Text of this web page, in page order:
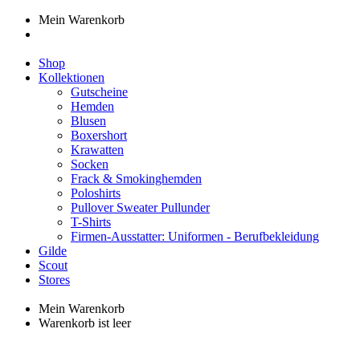
Mein Warenkorb
Shop
Kollektionen
Gutscheine
Hemden
Blusen
Boxershort
Krawatten
Socken
Frack & Smokinghemden
Poloshirts
Pullover Sweater Pullunder
T-Shirts
Firmen-Ausstatter: Uniformen - Berufbekleidung
Gilde
Scout
Stores
Mein Warenkorb
Warenkorb ist leer